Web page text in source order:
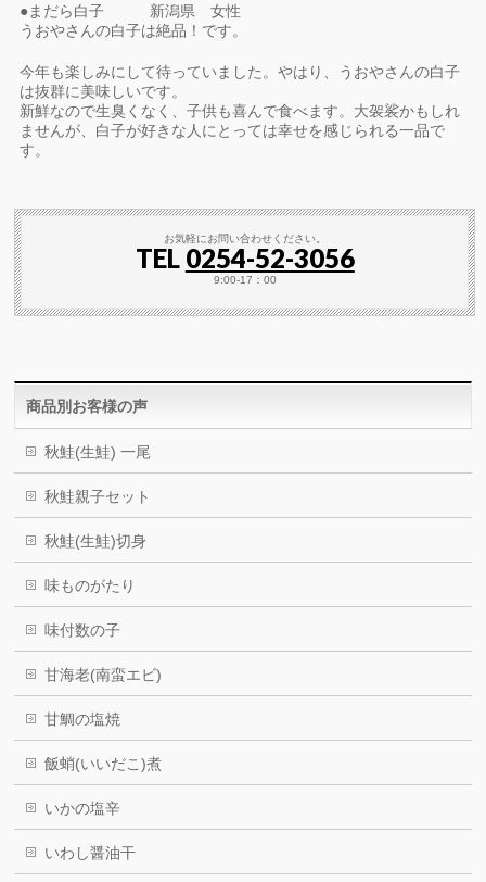
●まだら白子 新潟県 女性
うおやさんの白子は絶品！です。
今年も楽しみにして待っていました。やはり、うおやさんの白子
は抜群に美味しいです。
新鮮なので生臭くなく、子供も喜んで食べます。大袈裟かもしれ
ませんが、白子が好きな人にとっては幸せを感じられる一品で
す。
お気軽にお問い合わせください。
TEL 0254-52-3056
9:00-17：00
商品別お客様の声
秋鮭(生鮭) 一尾
秋鮭親子セット
秋鮭(生鮭)切身
味ものがたり
味付数の子
甘海老(南蛮エビ)
甘鯛の塩焼
飯蛸(いいだこ)煮
いかの塩辛
いわし醤油干